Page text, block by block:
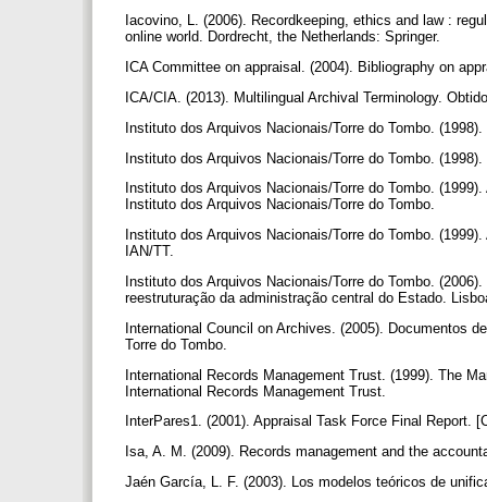
Iacovino, L. (2006). Recordkeeping, ethics and law :
online world. Dordrecht, the Netherlands: Springer.
ICA Committee on appraisal. (2004). Bibliography on
ICA/CIA. (2013). Multilingual Archival Terminology.
Instituto dos Arquivos Nacionais/Torre do Tombo.
Instituto dos Arquivos Nacionais/Torre do Tombo.
Instituto dos Arquivos Nacionais/Torre do Tombo.
Instituto dos Arquivos Nacionais/Torre do Tombo.
Instituto dos Arquivos Nacionais/Torre do Tombo.
IAN/TT.
Instituto dos Arquivos Nacionais/Torre do Tombo.
reestruturação da administração central do Estado.
International Council on Archives. (2005). Documentos
Torre do Tombo.
International Records Management Trust. (1999). The
International Records Management Trust.
InterPares1. (2001). Appraisal Task Force Final Report.
Isa, A. M. (2009). Records management and the
Jaén García, L. F. (2003). Los modelos teóricos de